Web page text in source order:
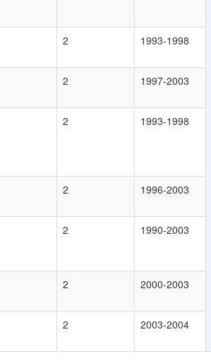
2 1993-1998
2 1997-2003
2 1993-1998
2 1996-2003
2 1990-2003
2 2000-2003
2 2003-2004